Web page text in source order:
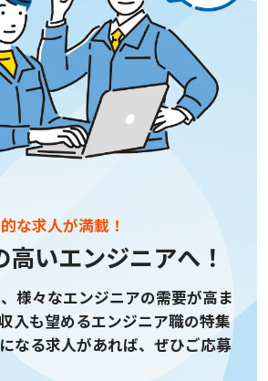
な求人が満載！
いエンジニアへ！
様々なエンジニアの需要が高ま
入も望めるエンジニア職の特集
なる求人があれば、ぜひご応募